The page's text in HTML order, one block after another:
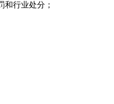
和行业处分；